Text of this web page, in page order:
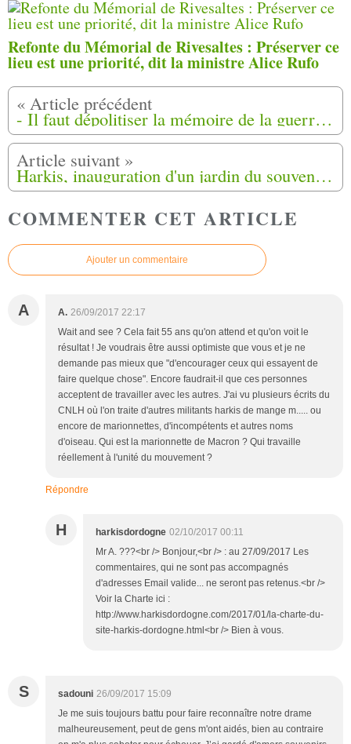
Refonte du Mémorial de Rivesaltes : Préserver ce
lieu est une priorité, dit la ministre Alice Rufo
- Il faut dépolitiser la mémoire de la guerre d'Algérie -
Harkis, inauguration d'un jardin du souvenir au hameau de forestage de Gonfaron (83)
COMMENTER CET ARTICLE
Ajouter un commentaire
A A. 26/09/2017 22:17
Wait and see ? Cela fait 55 ans qu'on attend et qu'on voit le
résultat ! Je voudrais être aussi optimiste que vous et je ne
demande pas mieux que "d'encourager ceux qui essayent de
faire quelque chose". Encore faudrait-il que ces personnes
acceptent de travailler avec les autres. J'ai vu plusieurs écrits du
CNLH où l'on traite d'autres militants harkis de mange m..... ou
encore de marionnettes, d'incompétents et autres noms
d'oiseau. Qui est la marionnette de Macron ? Qui travaille
réellement à l'unité du mouvement ?
Répondre
H harkisdordogne 02/10/2017 00:11
Mr A. ???<br /> Bonjour,<br /> : au 27/09/2017 Les
commentaires, qui ne sont pas accompagnés
d'adresses Email valide... ne seront pas retenus.<br />
Voir la Charte ici :
http://www.harkisdordogne.com/2017/01/la-charte-du-
site-harkis-dordogne.html<br /> Bien à vous.
S sadouni 26/09/2017 15:09
Je me suis toujours battu pour faire reconnaître notre drame
malheureusement, peut de gens m'ont aidés, bien au contraire